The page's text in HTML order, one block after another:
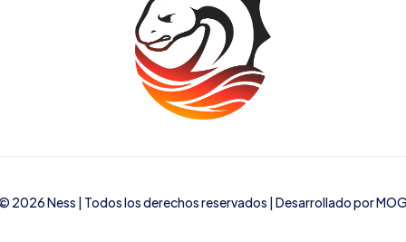
2026 Ness | Todos los derechos reservados | Desarrollado por